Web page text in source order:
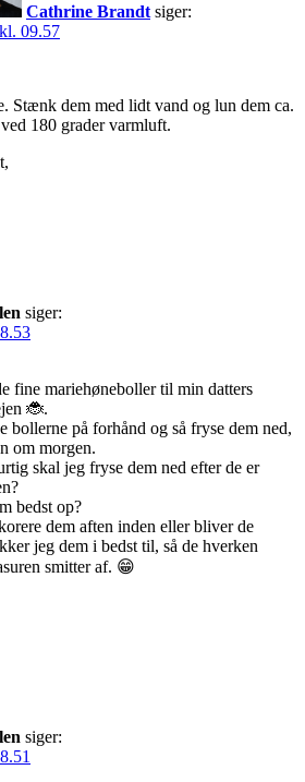
Cathrine Brandt siger:
09.57
Stænk dem med lidt vand og lun dem ca.
180 grader varmluft.
siger:
fine mariehøneboller til min datters
🐞.
bollerne på forhånd og så fryse dem ned,
om morgen.
skal jeg fryse dem ned efter de er
bedst op?
dem aften inden eller bliver de
jeg dem i bedst til, så de hverken
smitter af. 😁
siger: